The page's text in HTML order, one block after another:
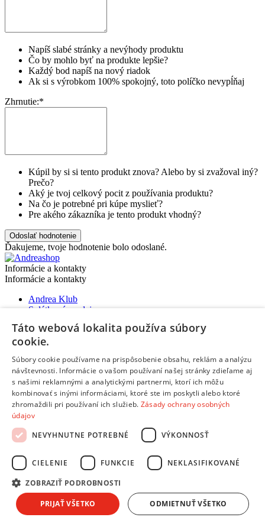
Napíš slabé stránky a nevýhody produktu
Čo by mohlo byť na produkte lepšie?
Každý bod napíš na nový riadok
Ak si s výrobkom 100% spokojný, toto políčko nevypĺňaj
Zhrnutie:*
Kúpil by si si tento produkt znova? Alebo by si zvažoval iný?
Prečo?
Aký je tvoj celkový pocit z používania produktu?
Na čo je potrebné pri kúpe myslieť?
Pre akého zákazníka je tento produkt vhodný?
Odoslať hodnotenie
Ďakujeme, tvoje hodnotenie bolo odoslané.
Informácie a kontakty
Informácie a kontakty
Andrea Klub
Splátkový predaj
Reklamácie, sťažnosti
Odstúpiť od zmluvy tu
Predĺžená záruka a poistenie
Ako nakupovať
Predajne a kontakty
Centrum pre zákazníkov
Možnosti platby
Možnosti platby
Platba na dobierku aj kartou
Predaj na splátky
Platba prevodom na účet
Platba online cez internet:
Táto webová lokalita používa súbory
cookie.
Súbory cookie používame na prispôsobenie obsahu, reklám a analýzu
návštevnosti. Informácie o vašom používaní našej stránky zdieľame aj
s našimi reklamnými a analytickými partnermi, ktorí ich môžu
kombinovať s inými informáciami, ktoré ste im poskytli alebo ktoré
zhromaždili pri používaní ich služieb. Zásady ochrany osobných
údajov
NEVYHNUTNE POTREBNÉ
VÝKONNOSŤ
CIELENIE FUNKCIE NEKLASIFIKOVANÉ
ZOBRAZIŤ PODROBNOSTI
PRIJAŤ VŠETKO ODMIETNUŤ VŠETKO